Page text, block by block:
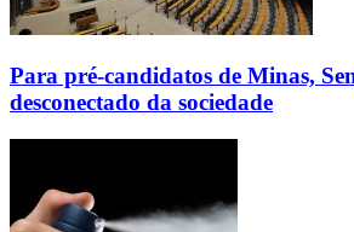
Para pré-candidatos de Minas,
desconectado da sociedade